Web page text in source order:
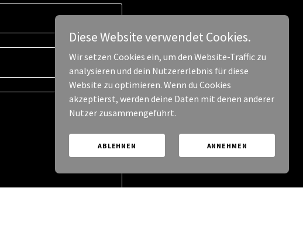
Diese Website verwendet Cookies.
Wir setzen Cookies ein, um den Website-Traffic zu
analysieren und dein Nutzererlebnis für diese
Website zu optimieren. Wenn du Cookies
akzeptierst, werden deine Daten mit denen anderer
Nutzer zusammengeführt.
ABLEHNEN ANNEHMEN